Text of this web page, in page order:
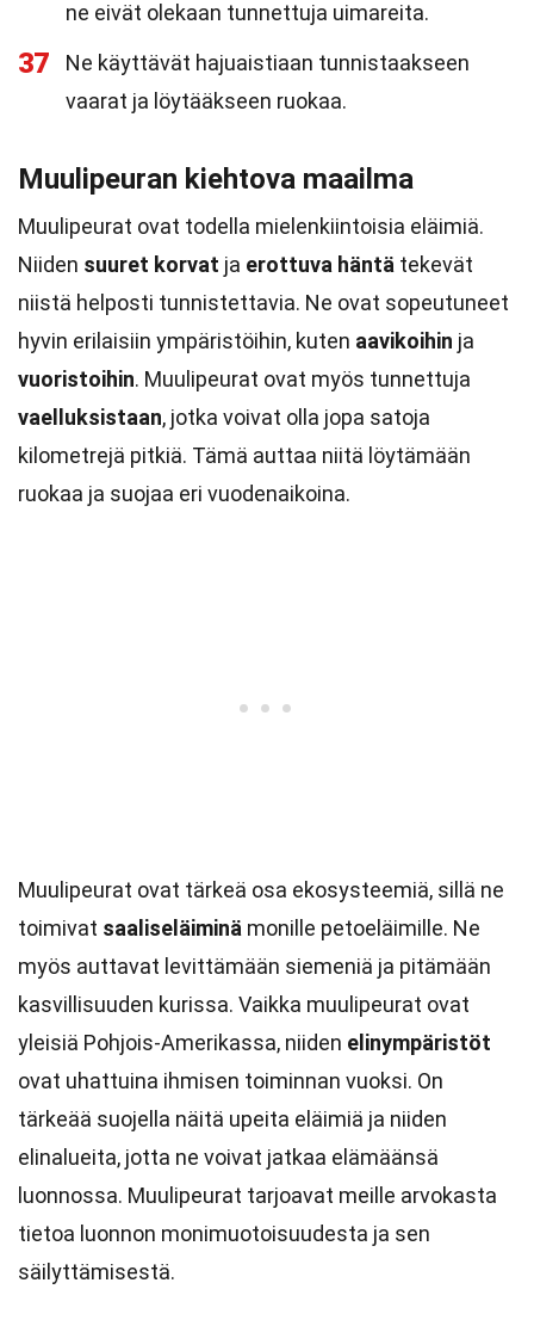
ne eivät olekaan tunnettuja uimareita.
37
Ne käyttävät hajuaistiaan tunnistaakseen
vaarat ja löytääkseen ruokaa.
Muulipeuran kiehtova maailma
Muulipeurat ovat todella mielenkiintoisia eläimiä.
Niiden suuret korvat ja erottuva häntä tekevät
niistä helposti tunnistettavia. Ne ovat sopeutuneet
hyvin erilaisiin ympäristöihin, kuten aavikoihin ja
vuoristoihin. Muulipeurat ovat myös tunnettuja
vaelluksistaan, jotka voivat olla jopa satoja
kilometrejä pitkiä. Tämä auttaa niitä löytämään
ruokaa ja suojaa eri vuodenaikoina.
Muulipeurat ovat tärkeä osa ekosysteemiä, sillä ne
toimivat saaliseläiminä monille petoeläimille. Ne
myös auttavat levittämään siemeniä ja pitämään
kasvillisuuden kurissa. Vaikka muulipeurat ovat
yleisiä Pohjois-Amerikassa, niiden elinympäristöt
ovat uhattuina ihmisen toiminnan vuoksi. On
tärkeää suojella näitä upeita eläimiä ja niiden
elinalueita, jotta ne voivat jatkaa elämäänsä
luonnossa. Muulipeurat tarjoavat meille arvokasta
tietoa luonnon monimuotoisuudesta ja sen
säilyttämisestä.